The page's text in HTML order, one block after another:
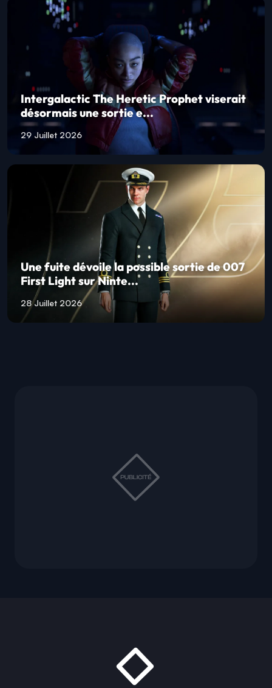
Intergalactic The Heretic Prophet viserait
désormais une sortie e...
29 Juillet 2026
Une fuite dévoile la possible sortie de 007
First Light sur Ninte...
28 Juillet 2026